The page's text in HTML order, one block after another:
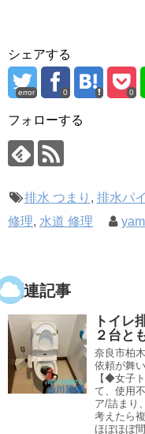
シェアする
error 0 0
フォローする
排水 つまり , 排水パ
修理, 水道 修理
関連記事
トイレ
２台と
奈良市柏
依頼が舞
【◆女子
て、使用
ア/詰まり
考えたら
ほぼほぼ